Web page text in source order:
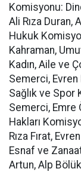
Komisyonu:
Ali Rıza Duran,
Hukuk
Kahraman,
Kadın, Aile ve
Semerci, Evren
Sağlık ve Spor
Semerci, Emre
Hakları
Rıza Fırat,
Esnaf ve
Artun, Alp